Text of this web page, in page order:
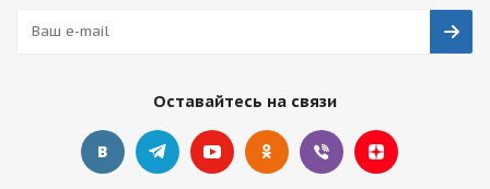
Оставайтесь на связи